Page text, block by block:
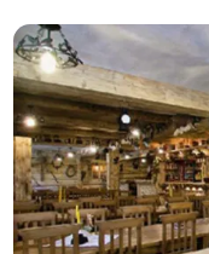
Sala konferencyjna